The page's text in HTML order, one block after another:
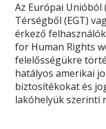
Az Európai Unióból
Térségből (EGT)
érkező
for Human Rights
felelősségükre
hatályos amerikai
biztosítékokat és
lakóhelyük szerinti